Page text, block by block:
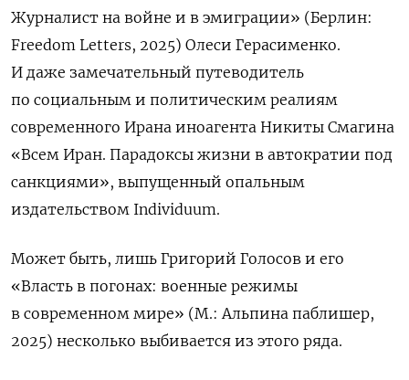
Журналист на войне и в эмиграции» (Берлин:
Freedom Letters, 2025) Олеси Герасименко.
И даже замечательный путеводитель
по социальным и политическим реалиям
современного Ирана иноагента Никиты Смагина
«Всем Иран. Парадоксы жизни в автократии под
санкциями», выпущенный опальным
издательством Individuum.
Может быть, лишь Григорий Голосов и его
«Власть в погонах: военные режимы
в современном мире» (М.: Альпина паблишер,
2025) несколько выбивается из этого ряда.